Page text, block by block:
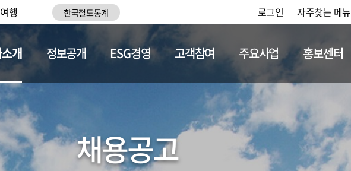
행 한국철도통계 로그인 자주찾는 메뉴
개
채용정보
정보공개 ESG경영 고객참여 주요사업 홍보센터
채용공고